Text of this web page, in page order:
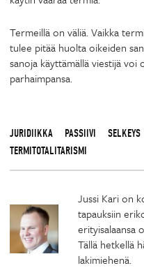
Termeillä on väliä. Vaikka
tulee pitää huolta oikeiden
sanoja käyttämällä viestijä
parhaimpansa.
JURIDIIKKA PASSIIVI
SELKEYS
TERMITOTALITARISMI
Jussi Kari on
tapauksiin
erityisalaansa
Tällä hetkellä
lakimiehenä.